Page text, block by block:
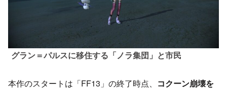
グラン＝パルスに移住する「ノラ集団」と市民
本作のスタートは「FF13」の終了時点、 コクーン崩壊を